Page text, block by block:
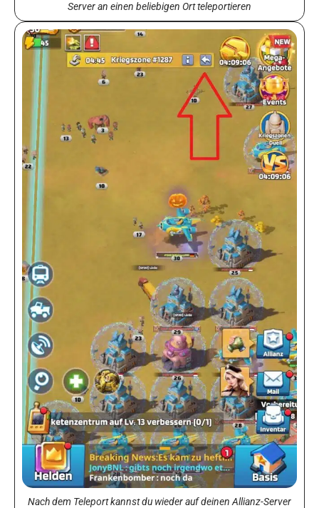
Server an einen beliebigen Ort teleportieren
Nach dem Teleport kannst du wieder auf deinen Allianz-Server